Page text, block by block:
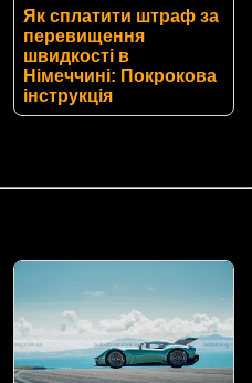
Як сплатити штраф за
перевищення
швидкості в
Німеччині: Покрокова
інструкція